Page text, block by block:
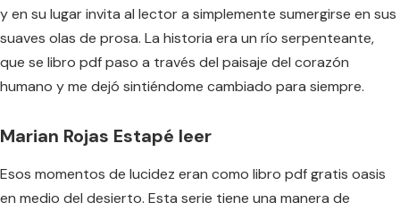
y en su lugar invita al lector a simplemente sumergirse en sus
suaves olas de prosa. La historia era un río serpenteante,
que se libro pdf paso a través del paisaje del corazón
humano y me dejó sintiéndome cambiado para siempre.
Marian Rojas Estapé leer
Esos momentos de lucidez eran como libro pdf gratis oasis
en medio del desierto. Esta serie tiene una manera de